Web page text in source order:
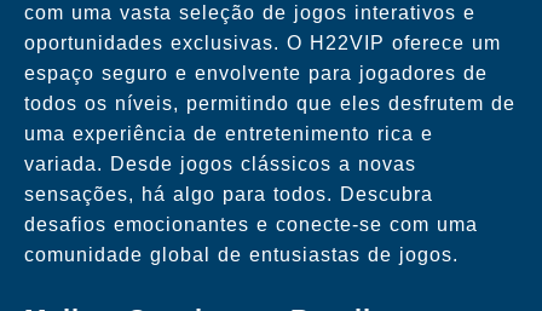
com uma vasta seleção de jogos interativos e
oportunidades exclusivas. O H22VIP oferece um
espaço seguro e envolvente para jogadores de
todos os níveis, permitindo que eles desfrutem de
uma experiência de entretenimento rica e
variada. Desde jogos clássicos a novas
sensações, há algo para todos. Descubra
desafios emocionantes e conecte-se com uma
comunidade global de entusiastas de jogos.